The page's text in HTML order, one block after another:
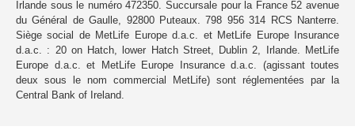
Irlande sous le numéro 472350. Succursale pour la France 52 avenue
du Général de Gaulle, 92800 Puteaux. 798 956 314 RCS Nanterre.
Siège social de MetLife Europe d.a.c. et MetLife Europe Insurance
d.a.c. : 20 on Hatch, lower Hatch Street, Dublin 2, Irlande. MetLife
Europe d.a.c. et MetLife Europe Insurance d.a.c. (agissant toutes
deux sous le nom commercial MetLife) sont réglementées par la
Central Bank of Ireland.